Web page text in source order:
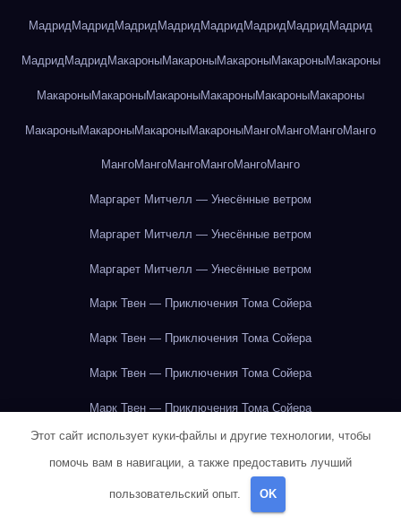
МадридМадридМадридМадридМадридМадридМадридМадрид
Мадрид Мадрид МакароныМакароныМакароныМакароныМакароны
МакароныМакароныМакароныМакароныМакароныМакароны
МакароныМакароныМакароныМакароныМангоМангоМангоМанго
МангоМангоМангоМангоМангоМанго
Маргарет Митчелл — Унесённые ветром
Маргарет Митчелл — Унесённые ветром
Маргарет Митчелл — Унесённые ветром
Марк Твен — Приключения Тома Сойера
Марк Твен — Приключения Тома Сойера
Марк Твен — Приключения Тома Сойера
Марк Твен — Приключения Тома Сойера
Марк Твен — Приключения Тома Сойера
Марк Твен — Приключения Тома Сойера
Марк Твен — Приключения Тома Сойера
Этот сайт использует куки-файлы и другие технологии, чтобы
помочь вам в навигации, а также предоставить лучший
пользовательский опыт. OK